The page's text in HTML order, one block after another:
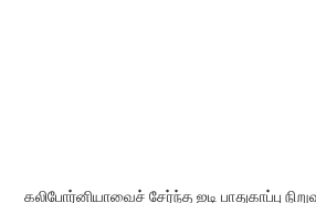
கலிபோர்னியாவைச் சேர்ந்த ஐடி பாதுகாப்பு